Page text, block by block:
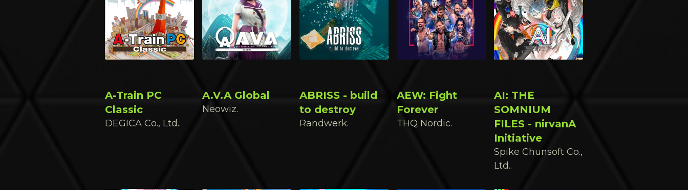
A-Train PC
Classic
DEGICA Co., Ltd..
A.V.A Global
Neowiz.
ABRISS - build
to destroy
Randwerk.
AEW: Fight
Forever
THQ Nordic.
AI: THE
SOMNIUM
FILES - nirvanA
Initiative
Spike Chunsoft Co.,
Ltd..